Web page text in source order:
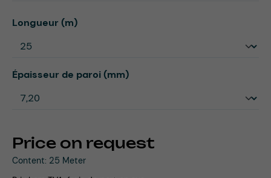
Price on request
Content: 25 Meter
Select
Longueur (m)
Select
Épaisseur de paroi (mm)